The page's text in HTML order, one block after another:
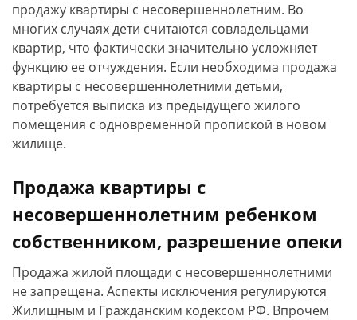
продажу квартиры с несовершеннолетним. Во
многих случаях дети считаются совладельцами
квартир, что фактически значительно усложняет
функцию ее отчуждения. Если необходима продажа
квартиры с несовершеннолетними детьми,
потребуется выписка из предыдущего жилого
помещения с одновременной пропиской в новом
жилище.
Продажа квартиры с
несовершеннолетним ребенком
собственником, разрешение опеки
Продажа жилой площади с несовершеннолетними
не запрещена. Аспекты исключения регулируются
Жилищным и Гражданским кодексом РФ. Впрочем